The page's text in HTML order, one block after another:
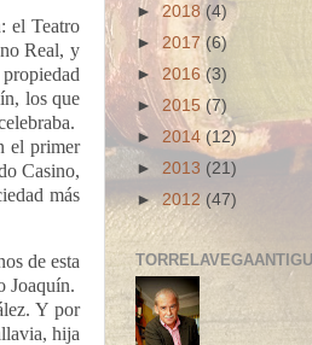
el Teatro
Real, y
los que
el primer
Casino,
más
de esta
Joaquín.
Y por
hija
► 2018(4)
► 2017(6)
►2016(3)
► 2015 (7)
► 2014 (12)
► 2013 (21)
► 2012 (47)